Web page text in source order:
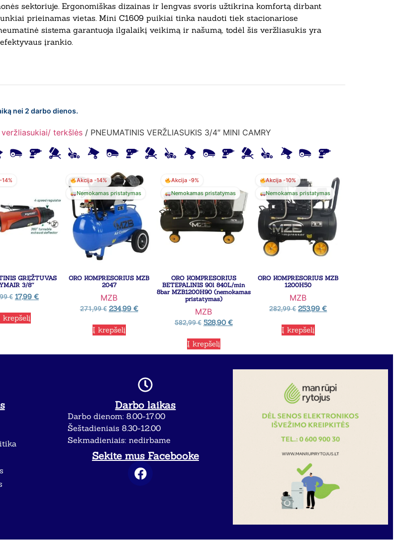
sektoriuje. Ergonomiškas dizainas ir lengvas svoris užtikrina komfortą dirbant
prieinamas vietas. Mini C1609 puikiai tinka naudoti tiek stacionariose
sistema garantuoja ilgalaikį veikimą ir našumą, todėl šis veržliasukis yra
įrankio.
nei 2 darbo dienos.
veržliasukiai/ terkšlės / PNEUMATINIS VERŽLIASUKIS 3/4″ MINI CAMRY
GRĘŽTUVAS
3/8″
€ 17,99 €
krepšelį
Akcija -14%
Nemokamas pristatymas
ORO KOMPRESORIUS MZB
2047
MZB
271,99€ 234,99 €
Į krepšelį
Akcija -9%
Nemokamas pristatymas
ORO KOMPRESORIUS
BETEPALINIS 90l 840L/min
8bar MZB1200H90 (nemokamas
pristatymas)
MZB
582,99€ 528,90€
Į krepšelį
Akcija -10%
Nemokamas pristatymas
ORO KOMPRESORIUS MZB
1200H50
MZB
282,99€ 253,99€
Į krepšelį
Darbo laikas
Darbo dienom: 8.00-17.00
Šeštadieniais 8.30-12.00
Sekmadieniais: nedirbame
Sekite mus Facebooke